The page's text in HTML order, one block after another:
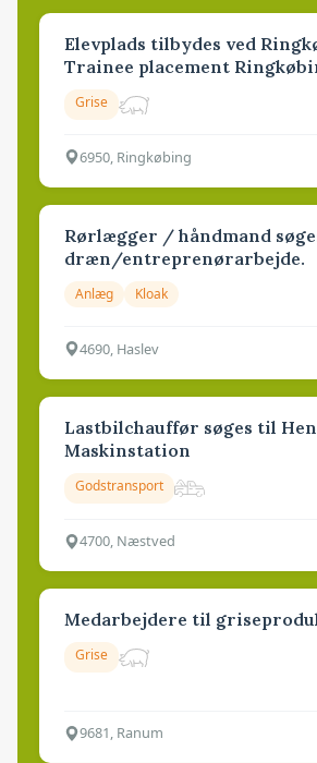
Elevplads tilbydes ved
Trainee placement
Grise
6950, Ringkøbing
Rørlægger / håndmand
dræn/entreprenørarbejde.
Anlæg Kloak
4690, Haslev
Lastbilchauffør søges til
Maskinstation
Godstransport
4700, Næstved
Medarbejdere til
Grise
9681, Ranum